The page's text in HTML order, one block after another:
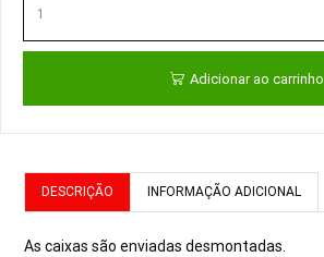
Adicionar ao carrinho
DESCRIÇÃO INFORMAÇÃO ADICIONAL
As caixas são enviadas desmontadas.